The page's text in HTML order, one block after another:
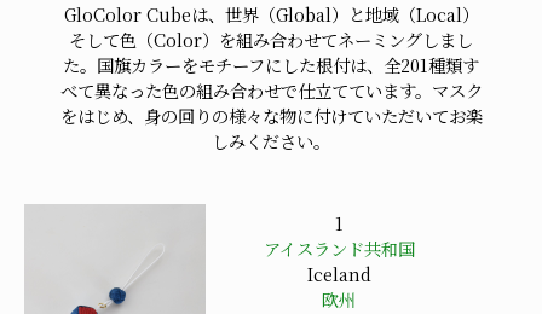
GloColor Cubeは、世界（Global）と地域（Local）
そして色（Color）を組み合わせてネーミングしまし
た。国旗カラーをモチーフにした根付は、全201種類す
べて異なった色の組み合わせで仕立てています。マスク
をはじめ、身の回りの様々な物に付けていただいてお楽
しみください。
1
アイスランド共和国
Iceland
欧州